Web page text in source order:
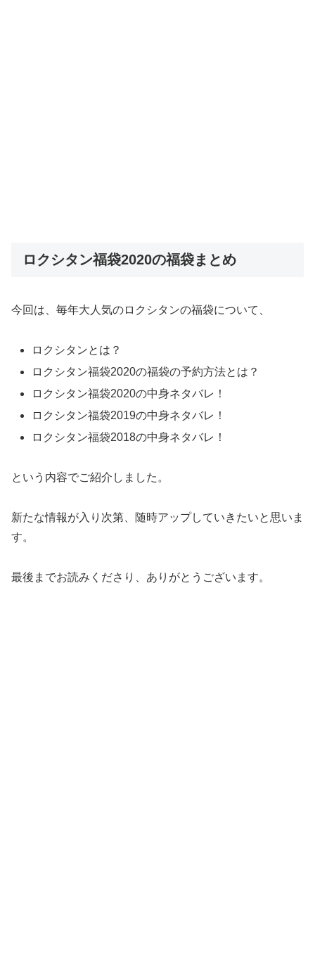
ロクシタン福袋2020の福袋まとめ
今回は、毎年大人気のロクシタンの福袋について、
ロクシタンとは？
ロクシタン福袋2020の福袋の予約方法とは？
ロクシタン福袋2020の中身ネタバレ！
ロクシタン福袋2019の中身ネタバレ！
ロクシタン福袋2018の中身ネタバレ！
という内容でご紹介しました。
新たな情報が入り次第、随時アップしていきたいと思いま
す。
最後までお読みくださり、ありがとうございます。